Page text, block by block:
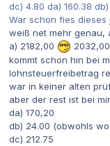
dc) 4.80 da) 160.38
War schon fies dieses
weiß net mehr genau,
a) 2182,00
kommt schon hin bei
lohnsteuerfreibetrag
war in keiner alten
aber der rest ist bei
da) 170,20
db) 24.00 (obwohls
dc) 212.75